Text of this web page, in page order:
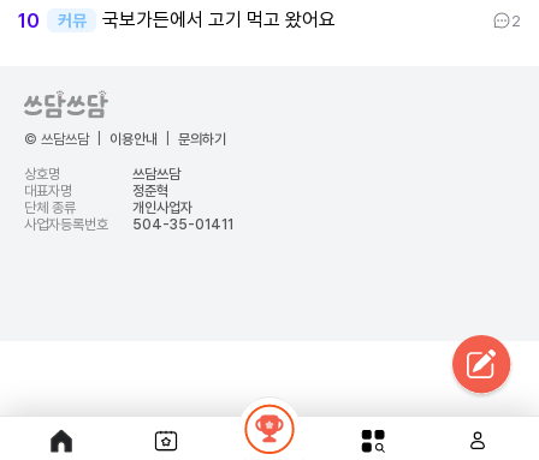
10 커뮤 국보가든에서 고기 먹고 왔어요 2
© 쓰담쓰담 이용안내 문의하기
상호명
쓰담쓰담
대표자명
정준혁
단체 종류
개인사업자
사업자등록번호
504-35-01411
google-site-
verification=t8dijJLuOF8rtTrbSxaj2dJpbBUv_6lBsH4oB0EFW-c